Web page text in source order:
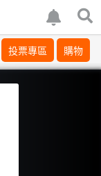
投票專區 購物